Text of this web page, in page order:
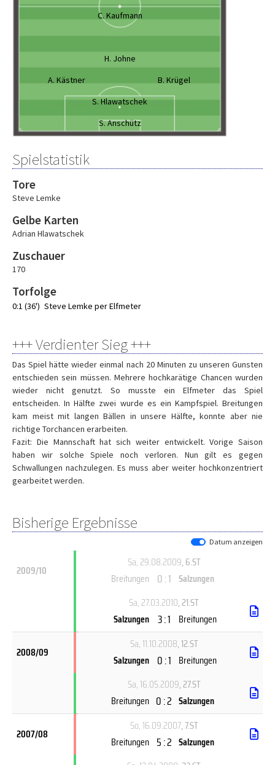
C. Kaufmann
H. Johne
A. Kästner
B. Krügel
S. Hlawatschek
S. Anschütz
Spielstatistik
Tore
Steve Lemke
Gelbe Karten
Adrian Hlawatschek
Zuschauer
170
Torfolge
0:1 (36') Steve Lemke per Elfmeter
+++ Verdienter Sieg +++
Das Spiel hätte wieder einmal nach 20 Minuten zu unseren Gunsten
entschieden sein müssen. Mehrere hochkarätige Chancen wurden
wieder nicht genutzt. So musste ein Elfmeter das Spiel
entscheiden. In Hälfte zwei wurde es ein Kampfspiel. Breitungen
kam meist mit langen Bällen in unsere Hälfte, konnte aber nie
richtige Torchancen erarbeiten.
Fazit: Die Mannschaft hat sich weiter entwickelt. Vorige Saison
haben wir solche Spiele noch verloren. Nun gilt es gegen
Schwallungen nachzulegen. Es muss aber weiter hochkonzentriert
gearbeitet werden.
Bisherige Ergebnisse
Datum anzeigen
2009/10
Sa, 29.08.2009, 6.ST
Breitungen 0 : 1 Salzungen
Sa, 27.03.2010, 21.ST
Salzungen 3 : 1 Breitungen
2008/09
Sa, 11.10.2008, 12.ST
Salzungen 0 : 1 Breitungen
Sa, 16.05.2009, 27.ST
Breitungen 0 : 2 Salzungen
2007/08
So, 16.09.2007, 7.ST
Breitungen 5 : 2 Salzungen